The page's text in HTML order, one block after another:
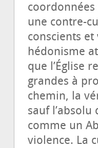
coordonnées
une contre-
conscients
hédonisme
que l’Église
grandes à
chemin, la
sauf
comme un
violence. La